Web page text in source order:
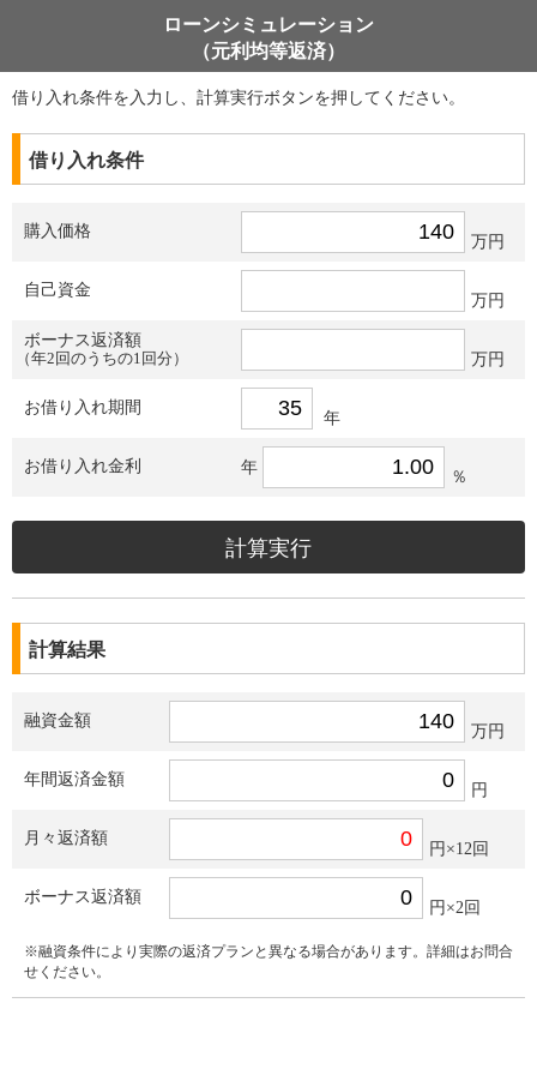
ローンシミュレーション
（元利均等返済）
借り入れ条件を入力し、計算実行ボタンを押してください。
借り入れ条件
購入価格
万円
自己資金
万円
ボーナス返済額
（年2回のうちの1回分）
万円
お借り入れ期間
年
お借り入れ金利 年
％
計算結果
融資金額
万円
年間返済金額
円
月々返済額
円×12回
ボーナス返済額
円×2回
※融資条件により実際の返済プランと異なる場合があります。詳細はお問合
せください。